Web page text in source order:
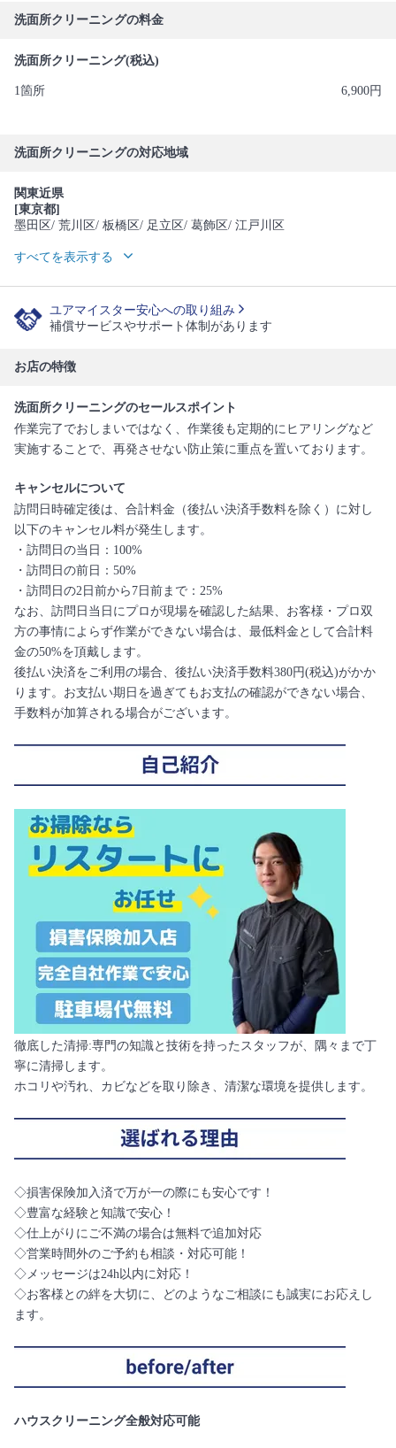
洗面所クリーニングの料金
洗面所クリーニング(税込)
1箇所 6,900円
洗面所クリーニングの対応地域
関東近県
[東京都]
墨田区/ 荒川区/ 板橋区/ 足立区/ 葛飾区/ 江戸川区
すべてを表示する
ユアマイスター安心への取り組み
補償サービスやサポート体制があります
お店の特徴
洗面所クリーニングのセールスポイント
作業完了でおしまいではなく、作業後も定期的にヒアリングなど
実施することで、再発させない防止策に重点を置いております。
キャンセルについて
訪問日時確定後は、合計料金（後払い決済手数料を除く）に対し
以下のキャンセル料が発生します。
・訪問日の当日：100%
・訪問日の前日：50%
・訪問日の2日前から7日前まで：25%
なお、訪問日当日にプロが現場を確認した結果、お客様・プロ双
方の事情によらず作業ができない場合は、最低料金として合計料
金の50%を頂戴します。
後払い決済をご利用の場合、後払い決済手数料380円(税込)がかか
ります。お支払い期日を過ぎてもお支払の確認ができない場合、
手数料が加算される場合がございます。
徹底した清掃:専門の知識と技術を持ったスタッフが、隅々まで丁
寧に清掃します。
ホコリや汚れ、カビなどを取り除き、清潔な環境を提供します。
◇損害保険加入済で万が一の際にも安心です！
◇豊富な経験と知識で安心！
◇仕上がりにご不満の場合は無料で追加対応
◇営業時間外のご予約も相談・対応可能！
◇メッセージは24h以内に対応！
◇お客様との絆を大切に、どのようなご相談にも誠実にお応えし
ます。
ハウスクリーニング全般対応可能